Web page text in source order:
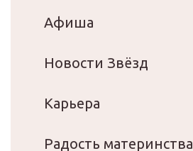
Афиша
Новости Звёзд
Карьера
Радость материнства